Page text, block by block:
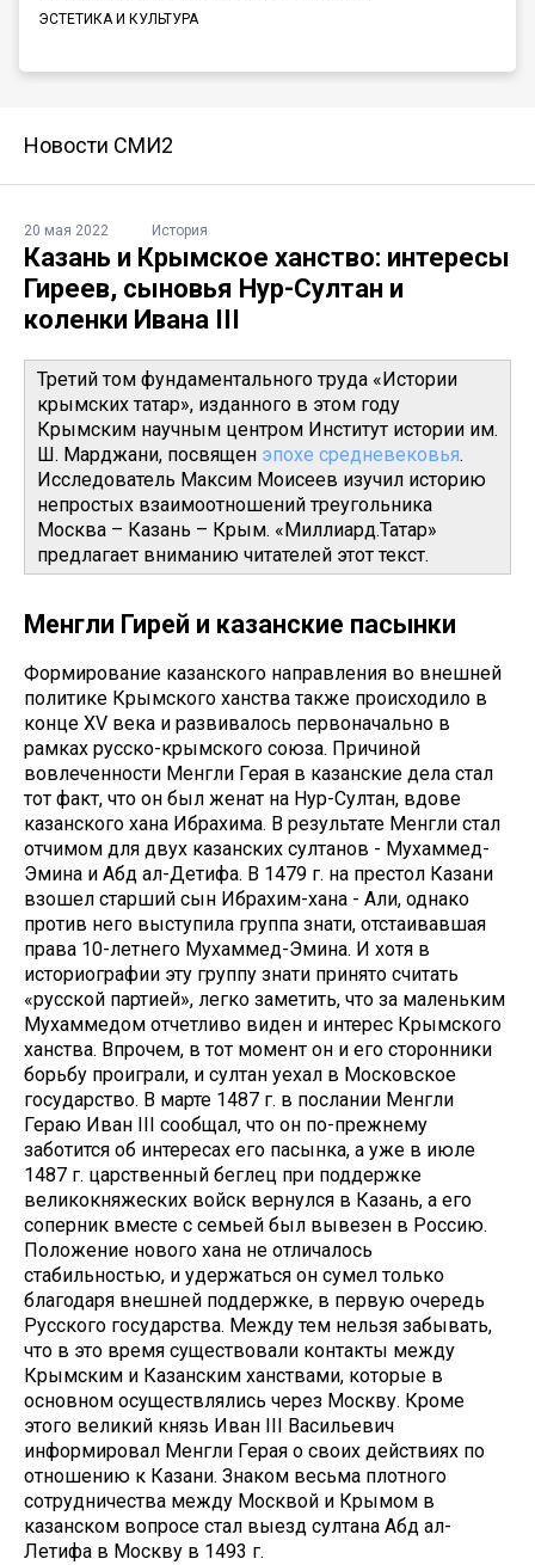
ЭСТЕТИКА И КУЛЬТУРА
Новости СМИ2
20 мая 2022 История
Казань и Крымское ханство: интересы
Гиреев, сыновья Нур-Султан и
коленки Ивана III
Третий том фундаментального труда «Истории
крымских татар», изданного в этом году
Крымским научным центром Институт истории им.
Ш. Марджани, посвящен эпохе средневековья.
Исследователь Максим Моисеев изучил историю
непростых взаимоотношений треугольника
Москва – Казань – Крым. «Миллиард.Татар»
предлагает вниманию читателей этот текст.
Менгли Гирей и казанские пасынки
Формирование казанского направления во внешней
политике Крымского ханства также происходило в
конце XV века и развивалось первоначально в
рамках русско-крымского союза. Причиной
вовлеченности Менгли Герая в казанские дела стал
тот факт, что он был женат на Нур-Султан, вдове
казанского хана Ибрахима. В результате Менгли стал
отчимом для двух казанских султанов - Мухаммед-
Эмина и Абд ал-Детифа. В 1479 г. на престол Казани
взошел старший сын Ибрахим-хана - Али, однако
против него выступила группа знати, отстаивавшая
права 10-летнего Мухаммед-Эмина. И хотя в
историографии эту группу знати принято считать
«русской партией», легко заметить, что за маленьким
Мухаммедом отчетливо виден и интерес Крымского
ханства. Впрочем, в тот момент он и его сторонники
борьбу проиграли, и султан уехал в Московское
государство. В марте 1487 г. в послании Менгли
Гераю Иван III сообщал, что он по-прежнему
заботится об интересах его пасынка, а уже в июле
1487 г. царственный беглец при поддержке
великокняжеских войск вернулся в Казань, а его
соперник вместе с семьей был вывезен в Россию.
Положение нового хана не отличалось
стабильностью, и удержаться он сумел только
благодаря внешней поддержке, в первую очередь
Русского государства. Между тем нельзя забывать,
что в это время существовали контакты между
Крымским и Казанским ханствами, которые в
основном осуществлялись через Москву. Кроме
этого великий князь Иван III Васильевич
информировал Менгли Герая о своих действиях по
отношению к Казани. Знаком весьма плотного
сотрудничества между Москвой и Крымом в
казанском вопросе стал выезд султана Абд ал-
Летифа в Москву в 1493 г.